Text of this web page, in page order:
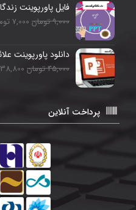
فایل پاورپوینت
9,000 تومان 7,000 تومان
دانلود پاورپوینت
45,000 تومان 38,800 تومان
پرداخت آنلاین